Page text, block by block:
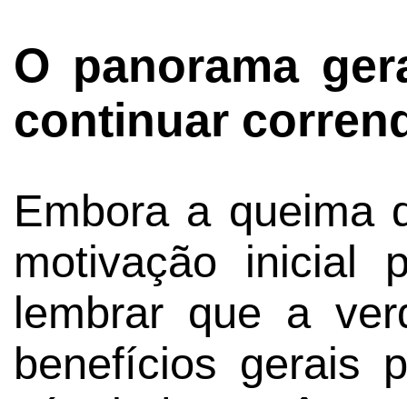
O panorama
continuar
Embora a queima
motivação inicial
lembrar que a
benefícios gerais